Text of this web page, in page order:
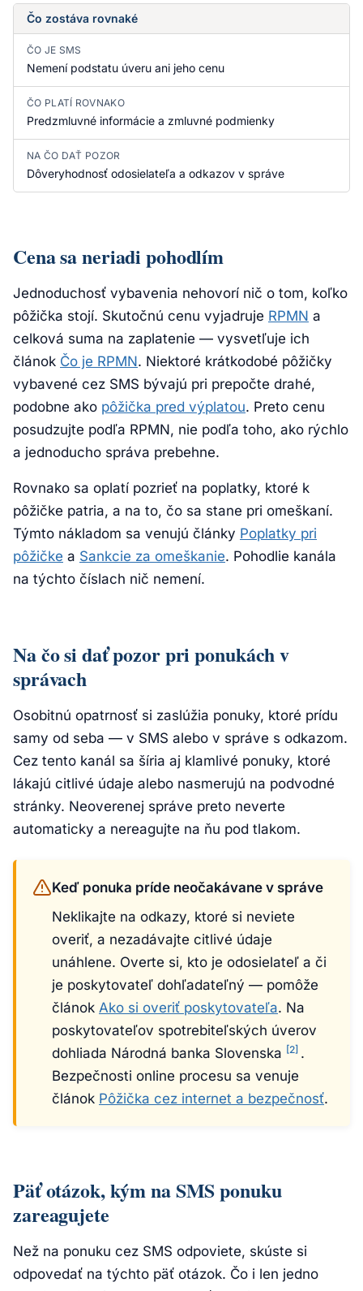
Čo zostáva rovnaké
ČO JE SMS
Nemení podstatu úveru ani jeho cenu
ČO PLATÍ ROVNAKO
Predzmluvné informácie a zmluvné podmienky
NA ČO DAŤ POZOR
Dôveryhodnosť odosielateľa a odkazov v správe
Cena sa neriadi pohodlím
Jednoduchosť vybavenia nehovorí nič o tom, koľko
pôžička stojí. Skutočnú cenu vyjadruje RPMN a
celková suma na zaplatenie — vysvetľuje ich
článok Čo je RPMN. Niektoré krátkodobé pôžičky
vybavené cez SMS bývajú pri prepočte drahé,
podobne ako pôžička pred výplatou. Preto cenu
posudzujte podľa RPMN, nie podľa toho, ako rýchlo
a jednoducho správa prebehne.
Rovnako sa oplatí pozrieť na poplatky, ktoré k
pôžičke patria, a na to, čo sa stane pri omeškaní.
Týmto nákladom sa venujú články Poplatky pri
pôžičke a Sankcie za omeškanie. Pohodlie kanála
na týchto číslach nič nemení.
Na čo si dať pozor pri ponukách v
správach
Osobitnú opatrnosť si zaslúžia ponuky, ktoré prídu
samy od seba — v SMS alebo v správe s odkazom.
Cez tento kanál sa šíria aj klamlivé ponuky, ktoré
lákajú citlivé údaje alebo nasmerujú na podvodné
stránky. Neoverenej správe preto neverte
automaticky a nereagujte na ňu pod tlakom.
Keď ponuka príde neočakávane v správe
Neklikajte na odkazy, ktoré si neviete
overiť, a nezadávajte citlivé údaje
unáhlene. Overte si, kto je odosielateľ a či
je poskytovateľ dohľadateľný — pomôže
článok Ako si overiť poskytovateľa. Na
poskytovateľov spotrebiteľských úverov
dohliada Národná banka Slovenska [2] .
Bezpečnosti online procesu sa venuje
článok Pôžička cez internet a bezpečnosť.
Päť otázok, kým na SMS ponuku
zareagujete
Než na ponuku cez SMS odpoviete, skúste si
odpovedať na týchto päť otázok. Čo i len jedno